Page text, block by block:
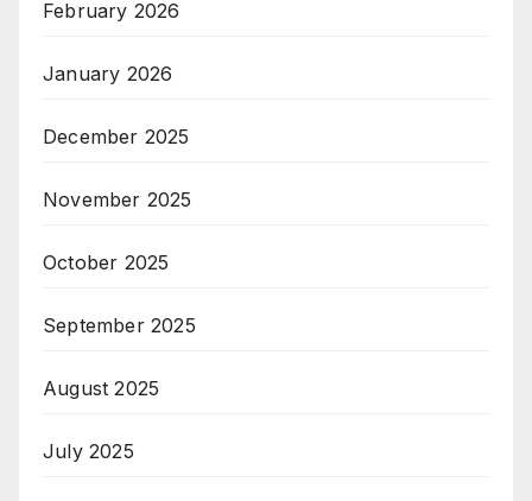
February 2026
January 2026
December 2025
November 2025
October 2025
September 2025
August 2025
July 2025